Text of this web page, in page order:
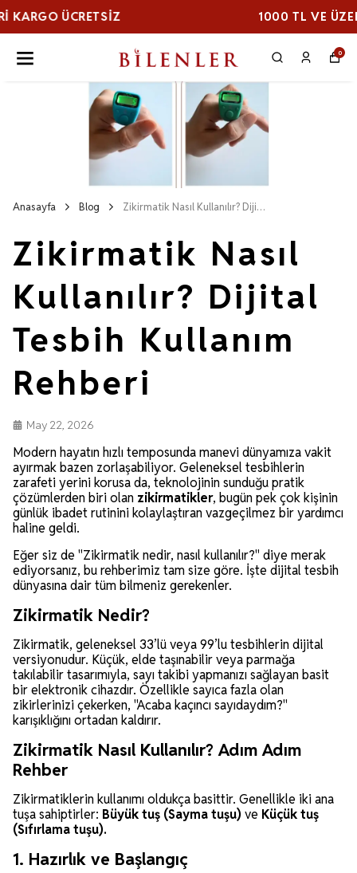
1000 TL VE ÜZERI KARGO ÜCRETSİZ
0
Anasayfa Blog Zikirmatik Nasıl Kullanılır? Dijital Tesbih Kullanım Rehberi
Zikirmatik Nasıl
Kullanılır? Dijital
Tesbih Kullanım
Rehberi
May 22, 2026
Modern hayatın hızlı temposunda manevi dünyamıza vakit
ayırmak bazen zorlaşabiliyor. Geleneksel tesbihlerin
zarafeti yerini korusa da, teknolojinin sunduğu pratik
çözümlerden biri olan zikirmatikler, bugün pek çok kişinin
günlük ibadet rutinini kolaylaştıran vazgeçilmez bir yardımcı
haline geldi.
Eğer siz de "Zikirmatik nedir, nasıl kullanılır?" diye merak
ediyorsanız, bu rehberimiz tam size göre. İşte dijital tesbih
dünyasına dair tüm bilmeniz gerekenler.
Zikirmatik Nedir?
Zikirmatik, geleneksel 33’lü veya 99’lu tesbihlerin dijital
versiyonudur. Küçük, elde taşınabilir veya parmağa
takılabilir tasarımıyla, sayı takibi yapmanızı sağlayan basit
bir elektronik cihazdır. Özellikle sayıca fazla olan
zikirlerinizi çekerken, "Acaba kaçıncı sayıdaydım?"
karışıklığını ortadan kaldırır.
Zikirmatik Nasıl Kullanılır? Adım Adım
Rehber
Zikirmatiklerin kullanımı oldukça basittir. Genellikle iki ana
tuşa sahiptirler: Büyük tuş (Sayma tuşu) ve Küçük tuş
(Sıfırlama tuşu).
1. Hazırlık ve Başlangıç